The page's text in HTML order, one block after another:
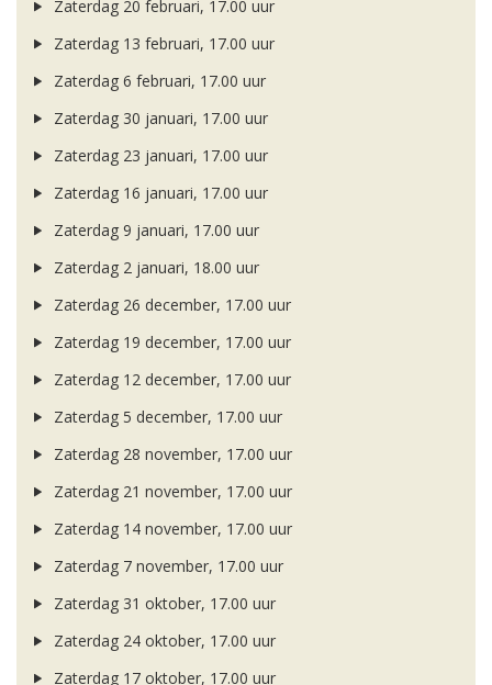
Zaterdag 20 februari, 17.00 uur
Zaterdag 13 februari, 17.00 uur
Zaterdag 6 februari, 17.00 uur
Zaterdag 30 januari, 17.00 uur
Zaterdag 23 januari, 17.00 uur
Zaterdag 16 januari, 17.00 uur
Zaterdag 9 januari, 17.00 uur
Zaterdag 2 januari, 18.00 uur
Zaterdag 26 december, 17.00 uur
Zaterdag 19 december, 17.00 uur
Zaterdag 12 december, 17.00 uur
Zaterdag 5 december, 17.00 uur
Zaterdag 28 november, 17.00 uur
Zaterdag 21 november, 17.00 uur
Zaterdag 14 november, 17.00 uur
Zaterdag 7 november, 17.00 uur
Zaterdag 31 oktober, 17.00 uur
Zaterdag 24 oktober, 17.00 uur
Zaterdag 17 oktober, 17.00 uur